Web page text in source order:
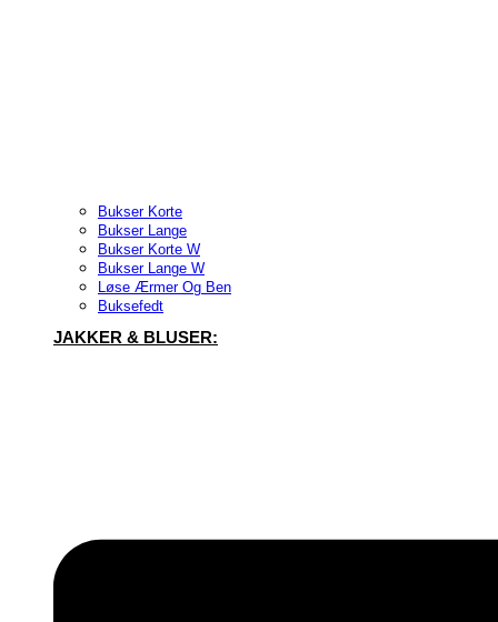
Bukser Korte
Bukser Lange
Bukser Korte W
Bukser Lange W
Løse Ærmer Og Ben
Buksefedt
JAKKER & BLUSER: